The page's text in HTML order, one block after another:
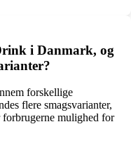
i Danmark, og
forskellige
flere smagsvarianter,
mulighed for